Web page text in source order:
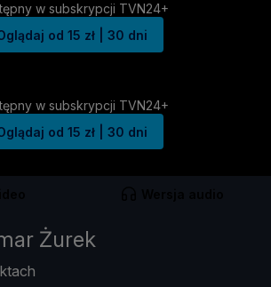
w subskrypcji TVN24+
od 15 zł | 30 dni
w subskrypcji TVN24+
od 15 zł | 30 dni
Żurek